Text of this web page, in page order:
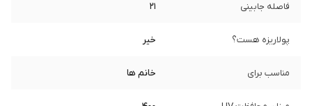
فاصله جابینی 21
پولاریزه هست؟ خیر
مناسب برای خانم ها